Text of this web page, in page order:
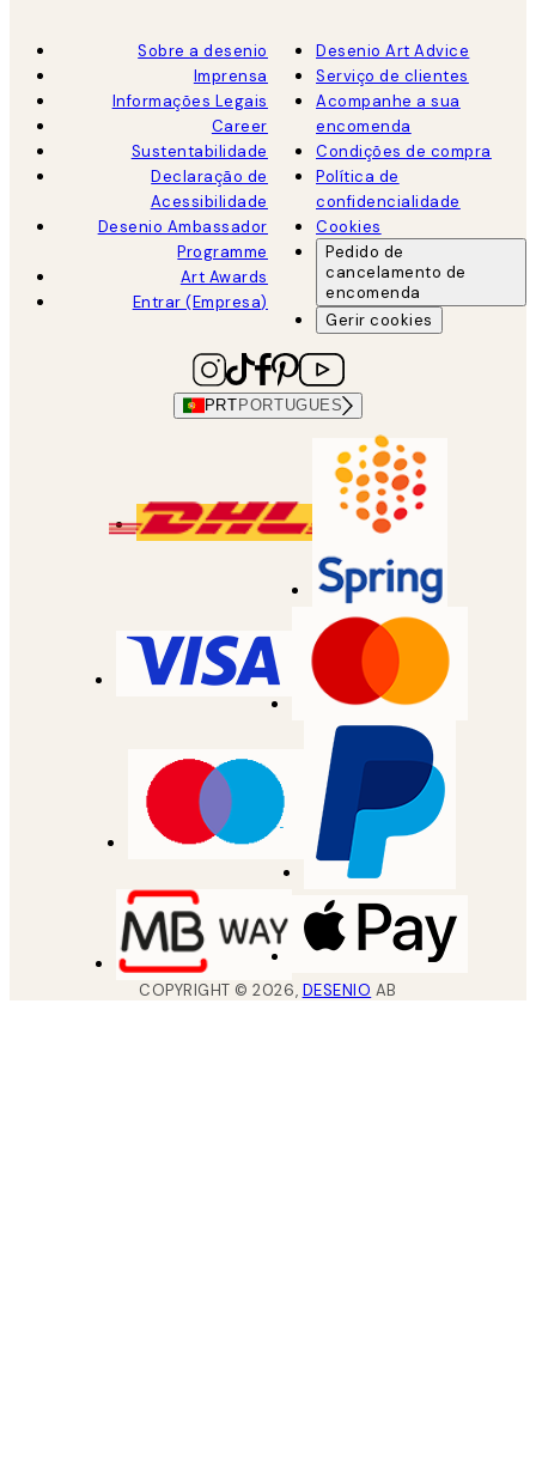
Sobre a desenio
Imprensa
Informações Legais
Career
Sustentabilidade
Declaração de
Acessibilidade
Desenio Ambassador
Programme
Art Awards
Entrar (Empresa)
Desenio Art Advice
Serviço de clientes
Acompanhe a sua
encomenda
Condições de compra
Política de
confidencialidade
Cookies
Pedido de
cancelamento de
encomenda
Gerir cookies
PRT PORTUGUES
COPYRIGHT ©2026, DESENIO AB